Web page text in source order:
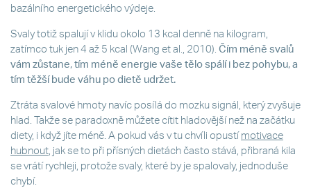
bazálního energetického výdeje.
Svaly totiž spalují v klidu okolo 13 kcal denně na kilogram,
zatímco tuk jen 4 až 5 kcal (Wang et al., 2010). Čím méně svalů
vám zůstane, tím méně energie vaše tělo spálí i bez pohybu, a
tím těžší bude váhu po dietě udržet.
Ztráta svalové hmoty navíc posílá do mozku signál, který zvyšuje
hlad. Takže se paradoxně můžete cítit hladovější než na začátku
diety, i když jíte méně. A pokud vás v tu chvíli opustí motivace
hubnout, jak se to při přísných dietách často stává, přibraná kila
se vrátí rychleji, protože svaly, které by je spalovaly, jednoduše
chybí.